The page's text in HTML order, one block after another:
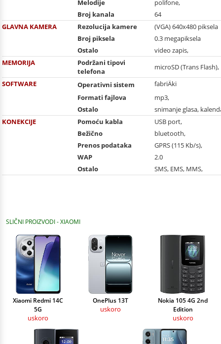
Melodije
polifone,
Broj kanala
64
GLAVNA KAMERA
Rezolucija kamere
(VGA) 640x480 piksela
Broj piksela
0.3 megapiksela
Ostalo
video zapis,
MEMORIJA
Podržani tipovi
telefona
microSD (Trans Flash),
SOFTWARE
Operativni sistem
fabriÄki
Formati fajlova
mp3,
Ostalo
snimanje glasa,
KONEKCIJE
Pomoću kabla
USB port,
Bežično
bluetooth,
Prenos podataka
GPRS (115 Kb/s),
WAP
2.0
Ostalo
SMS, EMS, MMS,
SLIČNI PROIZVODI - XIAOMI
Xiaomi Redmi 14C
5G
uskoro
OnePlus 13T
uskoro
Nokia 105 4G 2nd
Edition
uskoro